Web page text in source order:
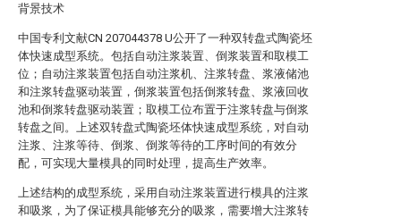
背景技术
中国专利文献CN 207044378 U公开了一种双转盘式陶瓷坯
体快速成型系统。包括自动注浆装置、倒浆装置和取模工
位；自动注浆装置包括自动注浆机、注浆转盘、浆液储池
和注浆转盘驱动装置，倒浆装置包括倒浆转盘、浆液回收
池和倒浆转盘驱动装置；取模工位布置于注浆转盘与倒浆
转盘之间。上述双转盘式陶瓷坯体快速成型系统，对自动
注浆、注浆等待、倒浆、倒浆等待的工序时间的有效分
配，可实现大量模具的同时处理，提高生产效率。
上述结构的成型系统，采用自动注浆装置进行模具的注浆
和吸浆，为了保证模具能够充分的吸浆，需要增大注浆转